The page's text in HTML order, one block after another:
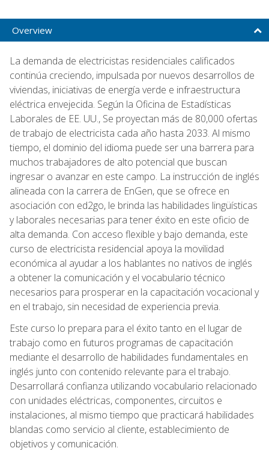
Overview
La demanda de electricistas residenciales calificados
continúa creciendo, impulsada por nuevos desarrollos de
viviendas, iniciativas de energía verde e infraestructura
eléctrica envejecida. Según la Oficina de Estadísticas
Laborales de EE. UU., Se proyectan más de 80,000 ofertas
de trabajo de electricista cada año hasta 2033. Al mismo
tiempo, el dominio del idioma puede ser una barrera para
muchos trabajadores de alto potencial que buscan
ingresar o avanzar en este campo. La instrucción de inglés
alineada con la carrera de EnGen, que se ofrece en
asociación con ed2go, le brinda las habilidades lingüísticas
y laborales necesarias para tener éxito en este oficio de
alta demanda. Con acceso flexible y bajo demanda, este
curso de electricista residencial apoya la movilidad
económica al ayudar a los hablantes no nativos de inglés
a obtener la comunicación y el vocabulario técnico
necesarios para prosperar en la capacitación vocacional y
en el trabajo, sin necesidad de experiencia previa.
Este curso lo prepara para el éxito tanto en el lugar de
trabajo como en futuros programas de capacitación
mediante el desarrollo de habilidades fundamentales en
inglés junto con contenido relevante para el trabajo.
Desarrollará confianza utilizando vocabulario relacionado
con unidades eléctricas, componentes, circuitos e
instalaciones, al mismo tiempo que practicará habilidades
blandas como servicio al cliente, establecimiento de
objetivos y comunicación.